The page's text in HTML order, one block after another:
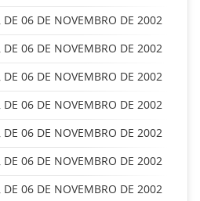
DE 06 DE NOVEMBRO DE 2002
DE 06 DE NOVEMBRO DE 2002
DE 06 DE NOVEMBRO DE 2002
DE 06 DE NOVEMBRO DE 2002
DE 06 DE NOVEMBRO DE 2002
DE 06 DE NOVEMBRO DE 2002
DE 06 DE NOVEMBRO DE 2002